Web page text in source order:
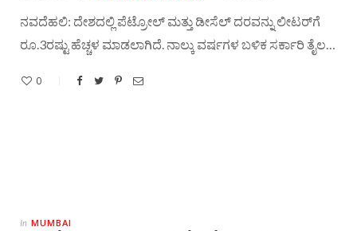
ನವದೆಹಲಿ: ದೇಶದಲ್ಲಿ ಪೆಟ್ರೋಲ್ ಮತ್ತು ಡೀಸೆಲ್ ದರವನ್ನು ಲೀಟರ್‌ಗೆ
ರೂ.3ರಷ್ಟು ಹೆಚ್ಚಳ ಮಾಡಲಾಗಿದೆ. ನಾಲ್ಕು ವರ್ಷಗಳ ಬಳಿಕ ಸರ್ಕಾರಿ ತೈಲ…
0
In MUMBAI